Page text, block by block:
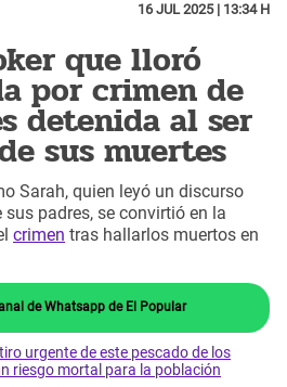
16 JUL 2025 | 13:34 H
que lloró
por crimen de
detenida al ser
sus muertes
Sarah, quien leyó un discurso
padres, se convirtió en la
crimen tras hallarlos muertos en
de Whatsapp de El Popular
urgente de este pescado de los
riesgo mortal para la población